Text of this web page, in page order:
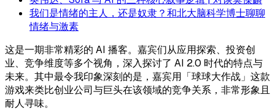
我们是情绪的主人，还是奴隶？和北大脑科学博士聊聊
情绪与激素
这是一期非常精彩的 AI 播客。嘉宾们从应用探索、投资创
业、竞争维度等多个视角，深入探讨了 AI 2.0 时代的特点与
未来。其中最令我印象深刻的是，嘉宾用「球球大作战」这款
游戏来类比创业公司与巨头在该领域的竞争关系，非常形象且
耐人寻味。